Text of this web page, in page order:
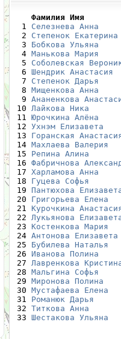
Фамилия Имя
1 Селезнева Анна
  2
Степенок Екатерина
  3
Бобкова Ульяна
  4
Манькова Мария
  5
Соболевская
  6
Шендрик Анастасия
  7
Степенок Дарья
  8
Мищенкова Анна
  9
Ананенкова
10 Лайкова Ника
11 Юрочкина Алёна
12 Ухнэм Елизавета
13 Горанская
14 Махлаева Валерия
15 Репина Алина
16 Фабричнова
17 Харламова Анна
18 Гуцева Софья
19 Пантюхова
20 Григорьева Елена
21 Курочкина
22 Лукьянова
23 Костенкова Мария
24 Антонова Елизавета
25 Бубилева Наталья
26 Иванова Полина
27 Лавренкова
28 Мальгина Софья
29 Миронова Полина
30 Мустафаева Елена
31 Романюк Дарья
32 Титкова Анна
33 Шестакова Ульяна